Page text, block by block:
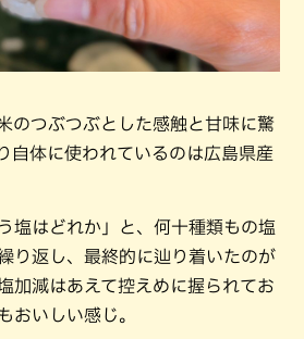
のつぶつぶとした感触と甘味に驚
自体に使われているのは広島県産
塩はどれか」と、何十種類もの塩
り返し、最終的に辿り着いたのが
加減はあえて控えめに握られてお
おいしい感じ。